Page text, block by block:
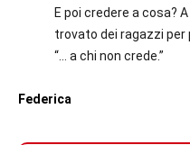
E poi credere a cosa?
trovato dei ragazzi per
“… a chi non crede.”
Federica